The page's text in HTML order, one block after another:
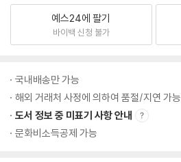
예스24에 팔기
바이백 신청 불가
국내배송만 가능
해외 거래처 사정에 의하여 품절/지연 가능
도서 정보 중 미표기 사항 안내
문화비소득공제 가능